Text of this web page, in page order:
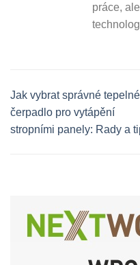
práce,
Jak vybrat správné tepelné
čerpadlo pro vytápění
stropními panely: Rady a